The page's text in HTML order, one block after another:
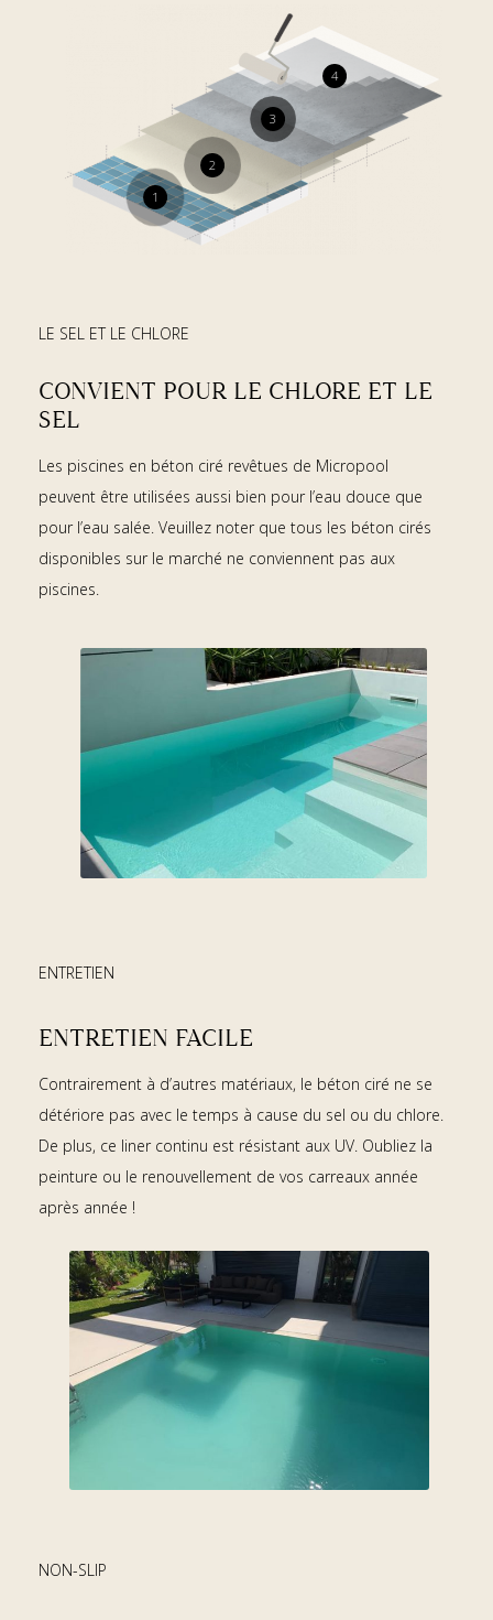
1
2
3
4
LE SEL ET LE CHLORE
CONVIENT POUR LE CHLORE ET LE
SEL
Les piscines en béton ciré revêtues de Micropool
peuvent être utilisées aussi bien pour l’eau douce que
pour l’eau salée. Veuillez noter que tous les béton cirés
disponibles sur le marché ne conviennent pas aux
piscines.
ENTRETIEN
ENTRETIEN FACILE
Contrairement à d’autres matériaux, le béton ciré ne se
détériore pas avec le temps à cause du sel ou du chlore.
De plus, ce liner continu est résistant aux UV. Oubliez la
peinture ou le renouvellement de vos carreaux année
après année !
NON-SLIP